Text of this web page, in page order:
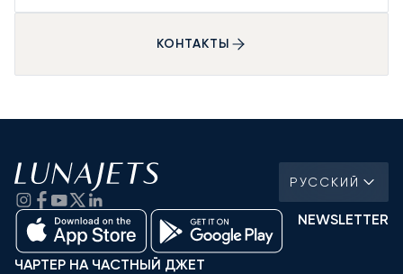
КОНТАКТЫ
РУССКИЙ
NEWSLETTER
ЧАРТЕР НА ЧАСТНЫЙ ДЖЕТ